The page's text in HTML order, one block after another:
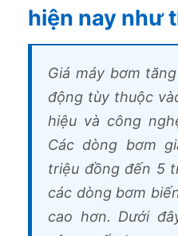
hiện nay như
Giá máy bơm
động tùy thuộc
hiệu và công
Các dòng bơm
triệu đồng đến 5
các dòng bơm
cao hơn. Dưới